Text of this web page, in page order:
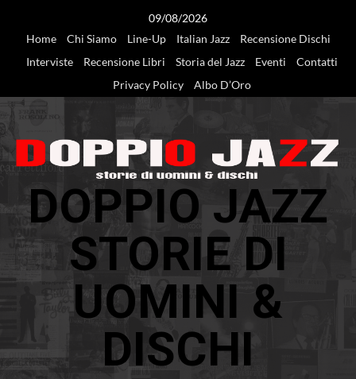
09/08/2026
Home
Chi Siamo Line-Up Italian Jazz
Recensione Dischi
Interviste
Recensione Libri Storia del Jazz Eventi
Contatti
Privacy Policy
Albo D’Oro
DOPPIO JAZZ
STORIE DI
UOMINI &
DISCHI